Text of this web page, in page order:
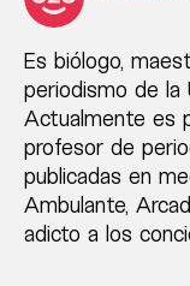
Es biólogo,
periodismo de la
Actualmente es
profesor de
publicadas en
Ambulante,
adicto a los